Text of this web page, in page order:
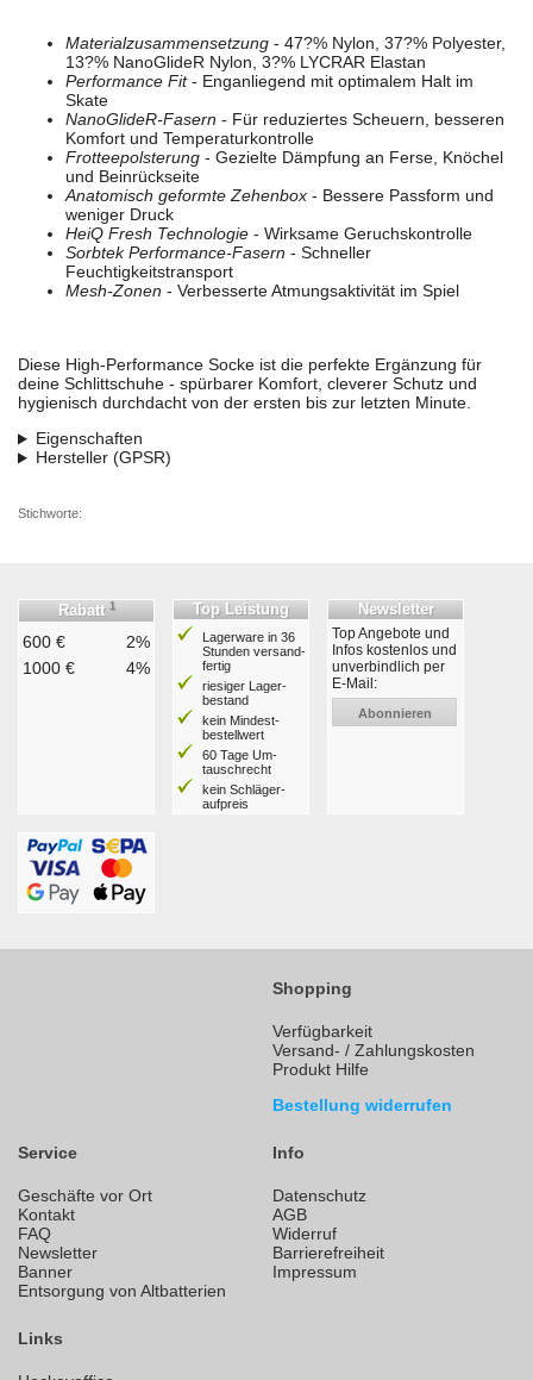
Materialzusammensetzung - 47?% Nylon, 37?% Polyester,
13?% NanoGlideR Nylon, 3?% LYCRAR Elastan
Performance Fit- Enganliegend mit optimalem Halt im
Skate
NanoGlideR-Fasern - Für reduziertes Scheuern, besseren
Komfort und Temperaturkontrolle
Frotteepolsterung - Gezielte Dämpfung an Ferse, Knöchel
und Beinrückseite
Anatomisch geformte Zehenbox - Bessere Passform und
weniger Druck
HeiQ Fresh Technologie - Wirksame Geruchskontrolle
Sorbtek Performance-Fasern - Schneller
Feuchtigkeitstransport
Mesh-Zonen - Verbesserte Atmungsaktivität im Spiel
Diese High-Performance Socke ist die perfekte Ergänzung für
deine Schlittschuhe - spürbarer Komfort, cleverer Schutz und
hygienisch durchdacht von der ersten bis zur letzten Minute.
Eigenschaften
Hersteller (GPSR)
Stichworte:
Rabatt 1
600 €
2%
1000 €
4%
Top Leistung
Lagerware in 36
Stunden ver­sand­
fertig
riesiger Lager­
bestand
kein Mindest­
bestell­wert
60 Tage Um­
tausch­recht
kein Schläger­
aufpreis
Newsletter
Top Angebote und
Infos kostenlos und
unverbindlich per
E-Mail:
Abonnieren
Shopping
Verfügbarkeit
Versand- / Zahlungskosten
Produkt Hilfe
Bestellung widerrufen
Service
Geschäfte vor Ort
Kontakt
FAQ
Newsletter
Banner
Entsorgung von Altbatterien
Info
Datenschutz
AGB
Widerruf
Barrierefreiheit
Impressum
Links